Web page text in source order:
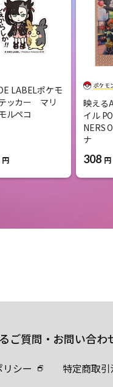
LABELポケモ
ッカー マリ
ルペコ
円
映える
イル
NERS
ナ
308 円
ご質問・お問い合わ
シー 特定商取